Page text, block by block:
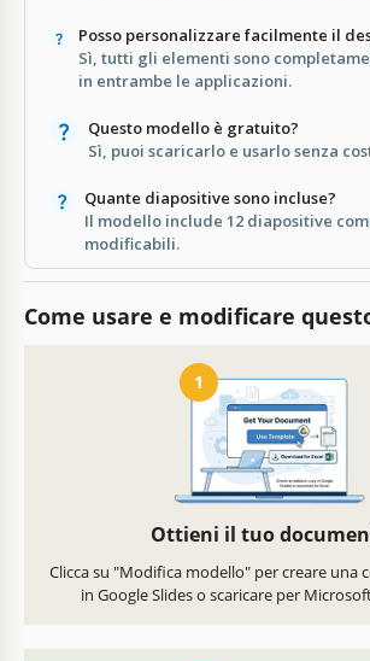
Posso personalizzare facilmente il
Sì, tutti gli elementi sono
in entrambe le applicazioni.
Questo modello è gratuito?
Sì, puoi scaricarlo e usarlo senza
Quante diapositive sono incluse?
Il modello include 12 diapositive
modificabili.
Come usare e modificare
1
Ottieni il tuo
Clicca su "Modifica modello" per creare una
in Google Slides o scaricare per